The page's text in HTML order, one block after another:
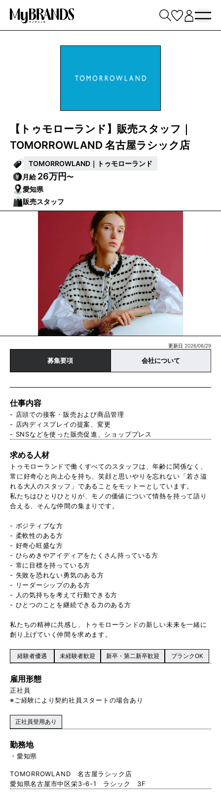
【トゥモローランド】販売スタッフ｜
TOMORROWLAND 名古屋ラシック店
TOMORROWLAND｜トゥモローランド
月給26万円〜
愛知県
販売スタッフ
更新日 2026/06/29
募集要項 会社について
仕事内容
- 店頭での接客・販売および商品管理
- 店内ディスプレイの提案、変更
- SNSなどを使った販売促進、ショッププレス
求める人材
トゥモローランドで働くすべてのスタッフは、年齢に関係なく、
常に好奇心と向上心を持ち、笑顔と思いやりを忘れない「若さ溢
れる大人のスタッフ」であることをモットーとしています。
私たちはひとりひとりが、モノの価値について情熱を持って語り
合える、そんな仲間の集まりです。
- ポジティブな方
- 柔軟性のある方
- 好奇心旺盛な方
- ひらめきやアイディアをたくさん持っている方
- 常に目標を持っている方
- 失敗を恐れない勇気のある方
- リーダーシップのある方
- 人の気持ちを考えて行動できる方
- ひとつのことを継続できる力のある方
私たちの精神に共感し、トゥモローランドの新しい未来を一緒に
創り上げていく仲間を求めます。
経験者優遇 未経験者歓迎 新卒・第二新卒歓迎 ブランクOK
雇用形態
正社員
※ご経験により契約社員スタートの場合あり
正社員登用あり
勤務地
愛知県
TOMORROWLAND 名古屋ラシック店
愛知県名古屋市中区栄3-6-1 ラシック 3F